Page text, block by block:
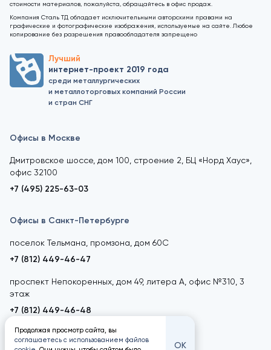
стоимости материалов, пожалуйста, обращайтесь в офис продаж.
Компания Сталь ТД обладает исключительными авторскими правами на
графические и фотографические изображения, используемые на сайте. Любое
копирование без разрешения правообладателя запрещено
Лучший
интернет-проект 2019 года
среди металлургических
и металлоторговых компаний России
и стран СНГ
Офисы в Москве
Дмитровское шоссе, дом 100, строение 2, БЦ «Норд Хаус»,
офис 32100
+7 (495) 225-63-03
Офисы в Санкт-Петербурге
поселок Тельмана, промзона, дом 60С
+7 (812) 449-46-47
проспект Непокоренных, дом 49, литера А, офис №310, 3
этаж
+7 (812) 449-46-48
Продолжая просмотр сайта, вы
соглашаетесь с использованием файлов
ОК